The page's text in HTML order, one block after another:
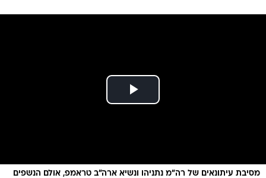
מסיבת עיתונאים של רה"מ נתניהו ונשיא ארה"ב טראמפ, אולם הנשפים